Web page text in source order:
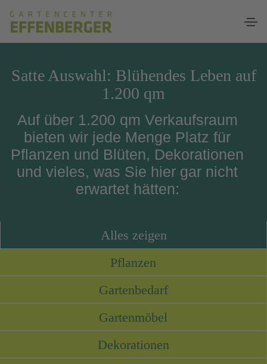
Satte Auswahl: Blühendes Leben auf
1.200 qm
Auf über 1.200 qm Verkaufsraum
bieten wir jede Menge Platz für
Pflanzen und Blüten, Dekorationen
und vieles, was Sie hier gar nicht
erwartet hätten:
Alles zeigen
Pflanzen
Gartenbedarf
Gartenmöbel
Dekorationen